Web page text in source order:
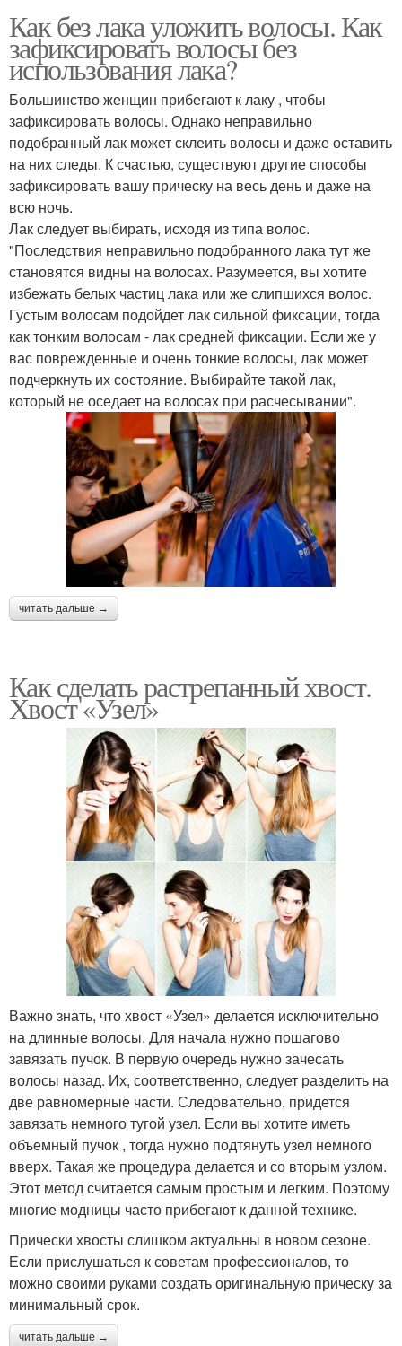
Как без лака уложить волосы. Как
зафиксировать волосы без
использования лака?
Большинство женщин прибегают к лаку , чтобы
зафиксировать волосы. Однако неправильно
подобранный лак может склеить волосы и даже оставить
на них следы. К счастью, существуют другие способы
зафиксировать вашу прическу на весь день и даже на
всю ночь.
Лак следует выбирать, исходя из типа волос.
"Последствия неправильно подобранного лака тут же
становятся видны на волосах. Разумеется, вы хотите
избежать белых частиц лака или же слипшихся волос.
Густым волосам подойдет лак сильной фиксации, тогда
как тонким волосам - лак средней фиксации. Если же у
вас поврежденные и очень тонкие волосы, лак может
подчеркнуть их состояние. Выбирайте такой лак,
который не оседает на волосах при расчесывании".
читать дальше →
Как сделать растрепанный хвост.
Хвост «Узел»
Важно знать, что хвост «Узел» делается исключительно
на длинные волосы. Для начала нужно пошагово
завязать пучок. В первую очередь нужно зачесать
волосы назад. Их, соответственно, следует разделить на
две равномерные части. Следовательно, придется
завязать немного тугой узел. Если вы хотите иметь
объемный пучок , тогда нужно подтянуть узел немного
вверх. Такая же процедура делается и со вторым узлом.
Этот метод считается самым простым и легким. Поэтому
многие модницы часто прибегают к данной технике.
Прически хвосты слишком актуальны в новом сезоне.
Если прислушаться к советам профессионалов, то
можно своими руками создать оригинальную прическу за
минимальный срок.
читать дальше →